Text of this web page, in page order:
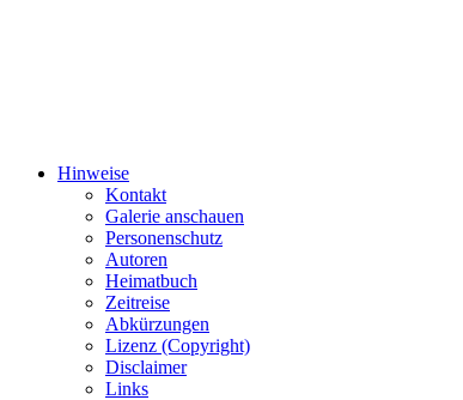
Hinweise
Kontakt
Galerie anschauen
Personenschutz
Autoren
Heimatbuch
Zeitreise
Abkürzungen
Lizenz (Copyright)
Disclaimer
Links